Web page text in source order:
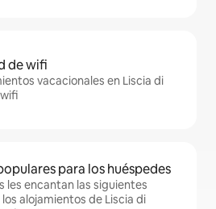
de wifi
vacacionales en Liscia di
para los huéspedes
les encantan las siguientes
alojamientos de Liscia di